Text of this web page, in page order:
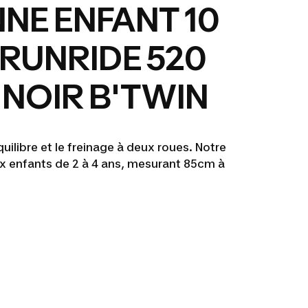
ENFANT 10
520
B'TWIN
et le freinage à deux roues. Notre
enfants de 2 à 4 ans, mesurant 85cm à